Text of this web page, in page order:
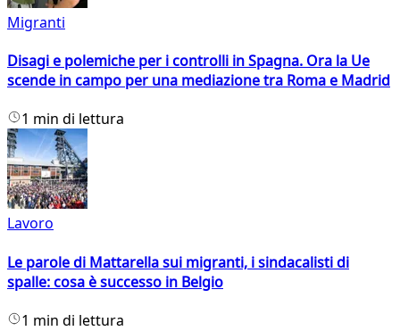
Migranti
Disagi e polemiche per i controlli in Spagna. Ora la Ue
scende in campo per una mediazione tra Roma e Madrid
1 min di lettura
Lavoro
Le parole di Mattarella sui migranti, i sindacalisti di
spalle: cosa è successo in Belgio
1 min di lettura